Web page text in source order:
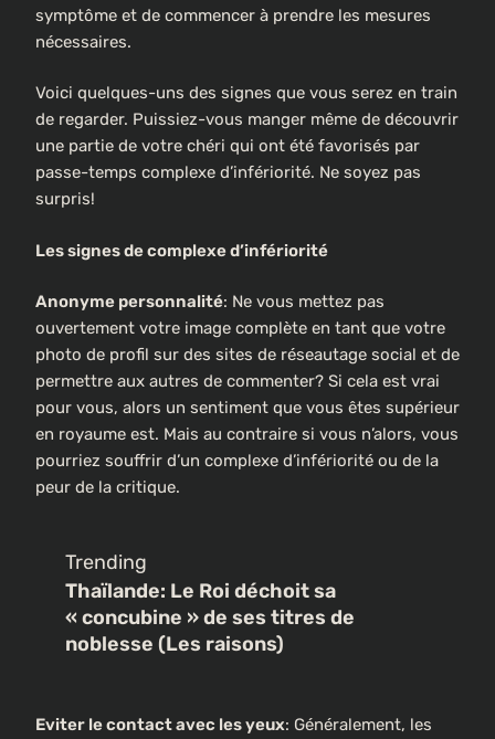
symptôme et de commencer à prendre les mesures
nécessaires.
Voici quelques-uns des signes que vous serez en train
de regarder. Puissiez-vous manger même de découvrir
une partie de votre chéri qui ont été favorisés par
passe-temps complexe d’infériorité. Ne soyez pas
surpris!
Les signes de complexe d’infériorité
Anonyme personnalité: Ne vous mettez pas
ouvertement votre image complète en tant que votre
photo de profil sur des sites de réseautage social et de
permettre aux autres de commenter? Si cela est vrai
pour vous, alors un sentiment que vous êtes supérieur
en royaume est. Mais au contraire si vous n’alors, vous
pourriez souffrir d’un complexe d’infériorité ou de la
peur de la critique.
Trending
Thaïlande: Le Roi déchoit sa
« concubine » de ses titres de
noblesse (Les raisons)
Eviter le contact avec les yeux: Généralement, les